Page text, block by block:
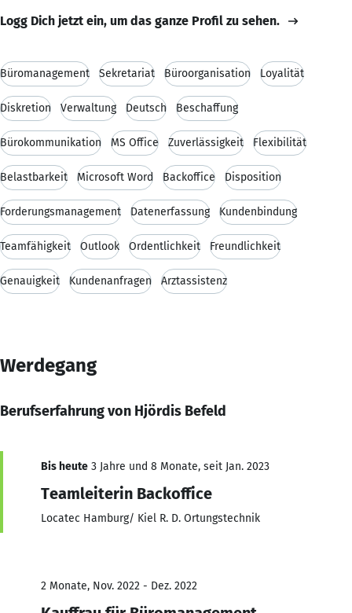
Logg Dich jetzt ein, um das ganze Profil zu sehen.
Büromanagement Sekretariat Büroorganisation Loyalität
Diskretion Verwaltung Deutsch Beschaffung
Bürokommunikation MS Office Zuverlässigkeit Flexibilität
Belastbarkeit Microsoft Word Backoffice Disposition
Forderungsmanagement Datenerfassung Kundenbindung
Teamfähigkeit Outlook Ordentlichkeit Freundlichkeit
Genauigkeit Kundenanfragen Arztassistenz
Werdegang
Berufserfahrung von Hjördis Befeld
Bis heute 3 Jahre und 8 Monate, seit Jan. 2023
Teamleiterin Backoffice
Locatec Hamburg/ Kiel R. D. Ortungstechnik
2 Monate, Nov. 2022 - Dez. 2022